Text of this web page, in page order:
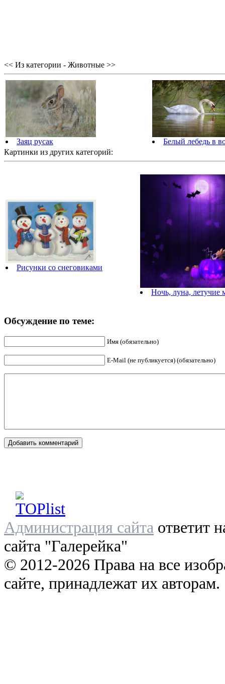
<< Из категории - Животные >>
Заяц русак
Белый лебедь в
Картинки из других категорий:
Рисунки со снеговиками
Ночь, луна,
Обсуждение по теме:
Имя (обязательно)
E-Mail (не публикуется) (обязательно)
Администрация сайта ответит
сайта "Галерейка"
© 2012-2026 Права на все
сайте, принадлежат их авторам.